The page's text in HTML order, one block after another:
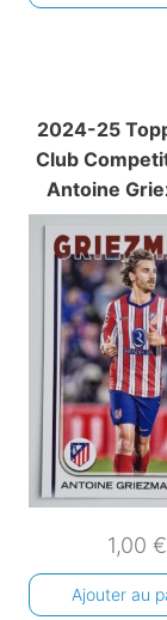
2024-25
Club
Antoine
1,00€
Ajouter au